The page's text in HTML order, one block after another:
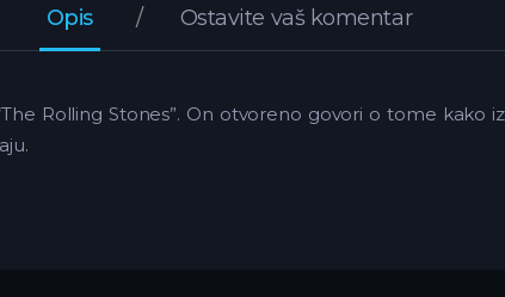
Opis Ostavite vaš komentar
Rolling Stones”. On otvoreno govori o tome kako